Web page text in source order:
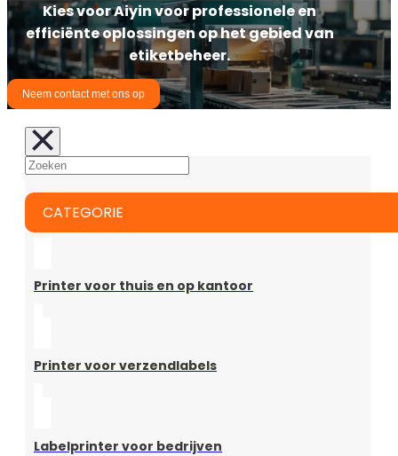
Kies voor Aiyin voor professionele en
efficiënte oplossingen op het gebied van
etiketbeheer.
Neem contact met ons op
CATEGORIE
Printer voor thuis en op kantoor
Printer voor verzendlabels
Labelprinter voor bedrijven